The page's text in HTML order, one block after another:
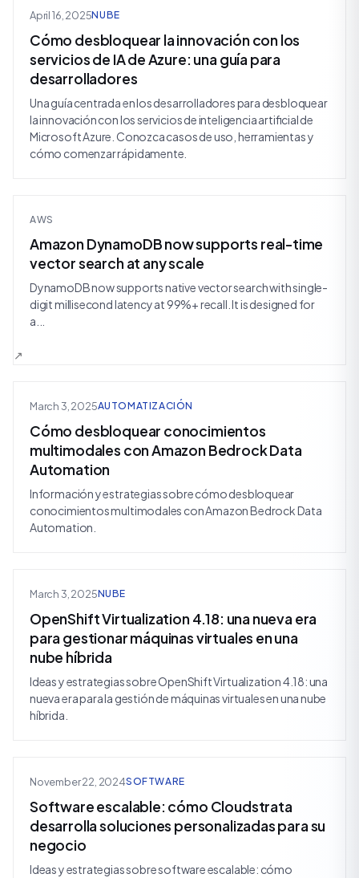
April 16, 2025NUBE
Cómo desbloquear la innovación con los
servicios de IA de Azure: una guía para
desarrolladores
Una guía centrada en los desarrolladores para desbloquear
la innovación con los servicios de inteligencia artificial de
Microsoft Azure. Conozca casos de uso, herramientas y
cómo comenzar rápidamente.
AWS
Amazon DynamoDB now supports real-time
vector search at any scale
DynamoDB now supports native vector search with single-
digit millisecond latency at 99%+ recall. It is designed for
a...
March 3, 2025AUTOMATIZACIÓN
Cómo desbloquear conocimientos
multimodales con Amazon Bedrock Data
Automation
Información y estrategias sobre cómo desbloquear
conocimientos multimodales con Amazon Bedrock Data
Automation.
March 3, 2025NUBE
OpenShift Virtualization 4.18: una nueva era
para gestionar máquinas virtuales en una
nube híbrida
Ideas y estrategias sobre OpenShift Virtualization 4.18: una
nueva era para la gestión de máquinas virtuales en una nube
híbrida.
November 22, 2024SOFTWARE
Software escalable: cómo Cloudstrata
desarrolla soluciones personalizadas para su
negocio
Ideas y estrategias sobre software escalable: cómo